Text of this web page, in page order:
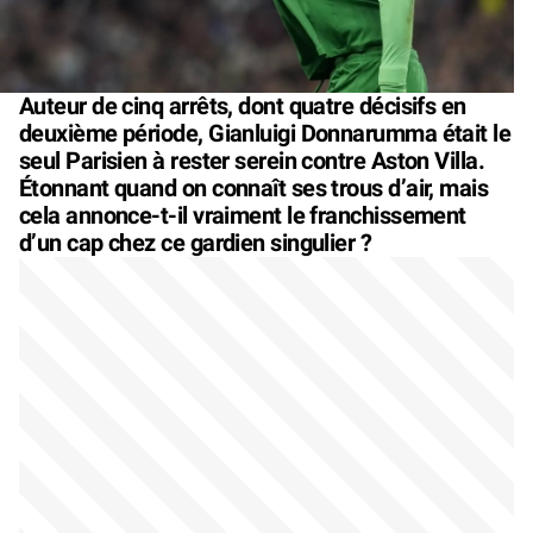
Auteur de cinq arrêts, dont quatre décisifs en
deuxième période, Gianluigi Donnarumma était le
seul Parisien à rester serein contre Aston Villa.
Étonnant quand on connaît ses trous d’air, mais
cela annonce-t-il vraiment le franchissement
d’un cap chez ce gardien singulier ?